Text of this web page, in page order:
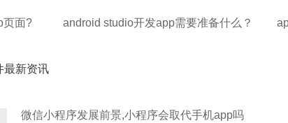
页面? android studio开发app需要准备什么？
最新资讯
微信小程序发展前景,小程序会取代手机app吗